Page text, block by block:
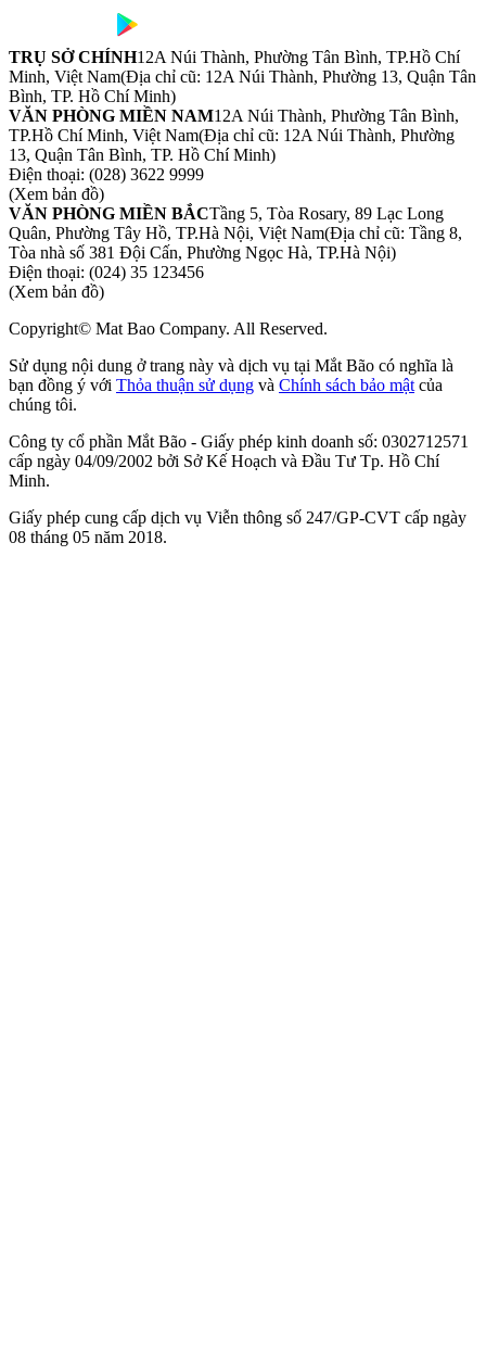
TRỤ SỞ CHÍNH12A Núi Thành, Phường Tân Bình, TP.Hồ Chí
Minh, Việt Nam(Địa chỉ cũ: 12A Núi Thành, Phường 13, Quận Tân
Bình, TP. Hồ Chí Minh)
VĂN PHÒNG MIỀN NAM12A Núi Thành, Phường Tân Bình,
TP.Hồ Chí Minh, Việt Nam(Địa chỉ cũ: 12A Núi Thành, Phường
13, Quận Tân Bình, TP. Hồ Chí Minh)
Điện thoại: (028) 3622 9999
(Xem bản đồ)
VĂN PHÒNG MIỀN BẮCTầng 5, Tòa Rosary, 89 Lạc Long
Quân, Phường Tây Hồ, TP.Hà Nội, Việt Nam(Địa chỉ cũ: Tầng 8,
Tòa nhà số 381 Đội Cấn, Phường Ngọc Hà, TP.Hà Nội)
Điện thoại: (024) 35 123456
(Xem bản đồ)
Copyright© Mat Bao Company. All Reserved.
Sử dụng nội dung ở trang này và dịch vụ tại Mắt Bão có nghĩa là
bạn đồng ý với Thỏa thuận sử dụng và Chính sách bảo mật của
chúng tôi.
Công ty cổ phần Mắt Bão - Giấy phép kinh doanh số: 0302712571
cấp ngày 04/09/2002 bởi Sở Kế Hoạch và Đầu Tư Tp. Hồ Chí
Minh.
Giấy phép cung cấp dịch vụ Viễn thông số 247/GP-CVT cấp ngày
08 tháng 05 năm 2018.